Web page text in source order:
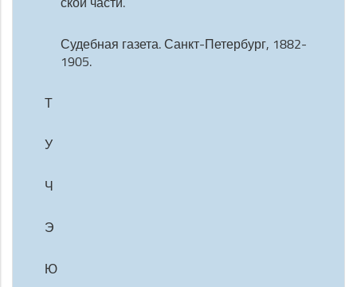
Судебная газета. Санкт-Петербург, 1882-
1905.
Т
У
Ч
Э
Ю